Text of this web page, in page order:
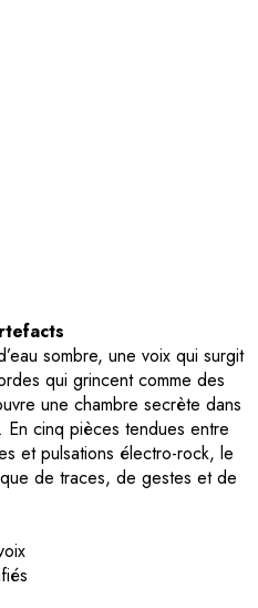
sombre, une voix qui surgit
qui grincent comme des
une chambre secrète dans
En cinq pièces tendues entre
et pulsations électro-rock, le
de traces, de gestes et de